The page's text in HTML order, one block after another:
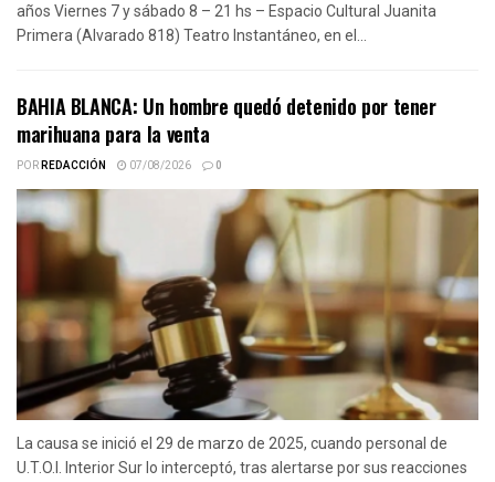
años Viernes 7 y sábado 8 – 21 hs – Espacio Cultural Juanita
Primera (Alvarado 818) Teatro Instantáneo, en el...
BAHIA BLANCA: Un hombre quedó detenido por tener
marihuana para la venta
PORREDACCIÓN 07/08/2026 0
La causa se inició el 29 de marzo de 2025, cuando personal de
U.T.O.I. Interior Sur lo interceptó, tras alertarse por sus reacciones